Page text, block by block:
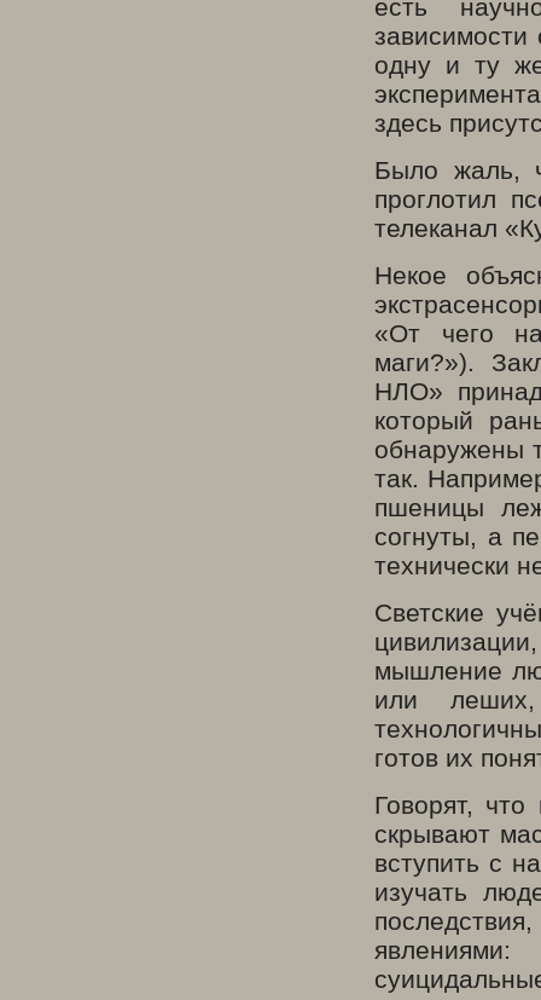
есть
зависимости
одну и ту
здесь
Было жаль,
проглотил
телеканал
Некое
«От чего
маги?»).
НЛО»
который
обнаружены
так.
пшеницы
согнуты, а
технически
Светские
мышление
или
готов их
Говорят,
скрывают
вступить с
изучать
явлениями: